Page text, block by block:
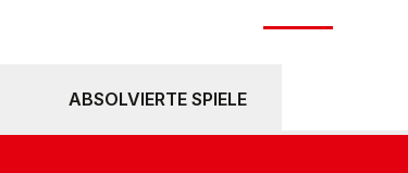
ABSOLVIERTE SPIELE